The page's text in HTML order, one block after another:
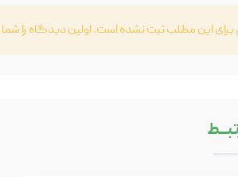
این مطلب ثبت نشده است. اولین دیدگاه را شما